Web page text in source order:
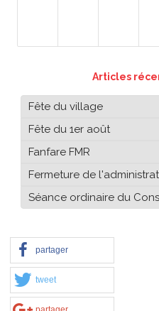
Articles
Fête du village
Fête du 1er août
Fanfare FMR
Fermeture de
Séance ordinaire du
partager
tweet